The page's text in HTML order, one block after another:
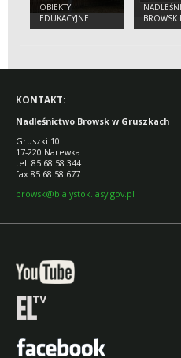
OBIEKTY
EDUKACYJNE
BROWSK
ZMIAN
LACKIEJ,
KONTAKT:
Nadleśnictwo Browsk w Gruszkach
Gruszki 10
17-220 Narewka
tel. 85 68 58 344
fax 85 68 58 677
browsk@bialystok.lasy.gov.pl